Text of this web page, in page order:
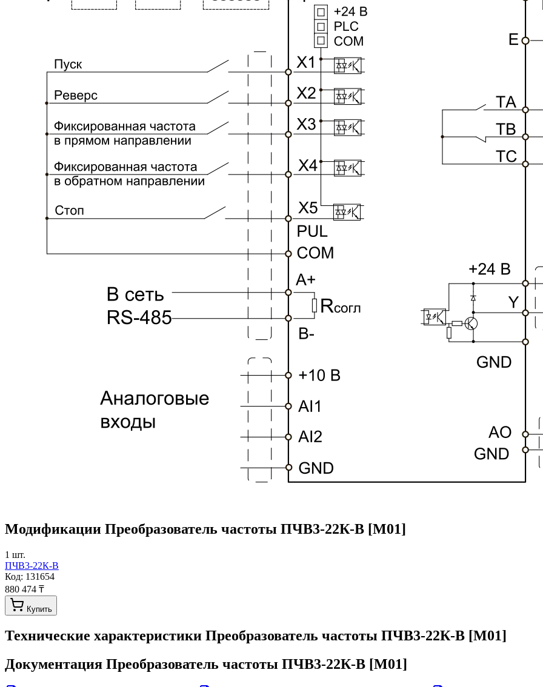
Модификации Преобразователь частоты ПЧВ3-22К-В [М01]
1 шт.
ПЧВ3-22К-В
Код: 131654
880 474 ₸
Купить
Технические характеристики Преобразователь частоты ПЧВ3-22К-В [М01]
Документация Преобразователь частоты ПЧВ3-22К-В [М01]